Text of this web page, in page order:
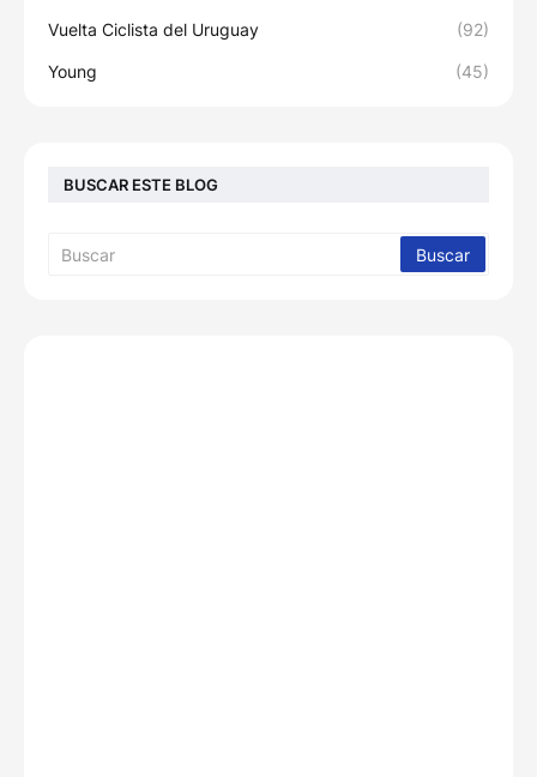
Vuelta Ciclista del Uruguay (92)
Young (45)
BUSCAR ESTE BLOG